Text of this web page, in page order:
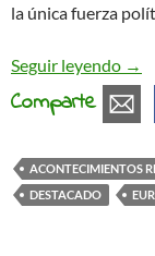
la única fuerza
Seguir leyendo →
Comparte
ACONTECIMIENTOS
DESTACADO